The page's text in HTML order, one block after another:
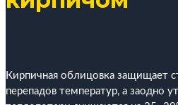
Кирпичная облицовка защищает
перепадов температур, а заодно